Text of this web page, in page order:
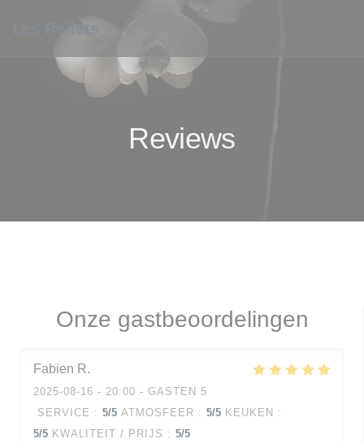
Les Reflets
Reviews
Onze gastbeoordelingen
Fabien R
2025-08-16 - 20:00 - GASTEN 5
SERVICE : 5/5 ATMOSFEER : 5/5 KEUKEN :
5/5 KWALITEIT / PRIJS : 5/5